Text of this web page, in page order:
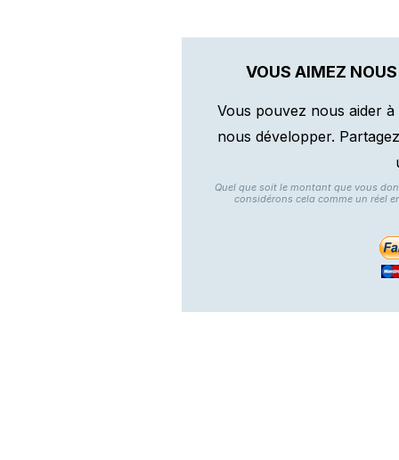
VOUS AIMEZ
Vous pouvez nous aider
nous développer.
Quel que soit le montant que vous
considérons cela comme un réel